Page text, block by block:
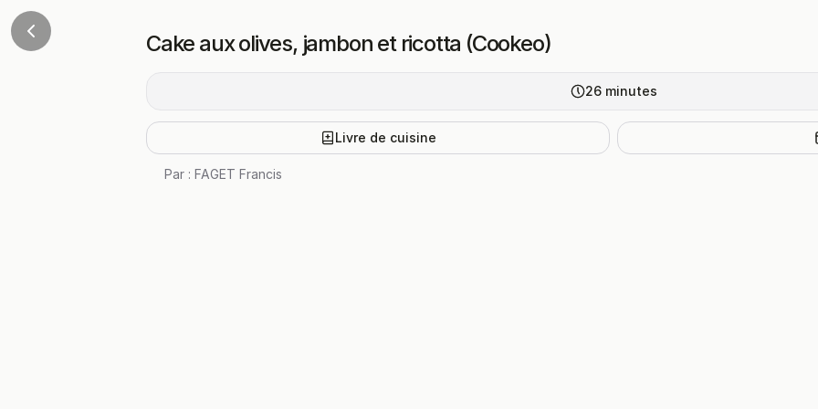
Cake aux olives, jambon et ricotta (Cookeo)
26 minutes
Livre de cuisine
Par : FAGET Francis